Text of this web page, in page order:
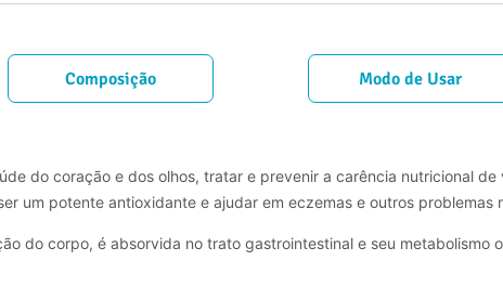
Composição Modo de Usar
do coração e dos olhos, tratar e prevenir a carência nutricional
um potente antioxidante e ajudar em eczemas e outros problemas
do corpo, é absorvida no trato gastrointestinal e seu